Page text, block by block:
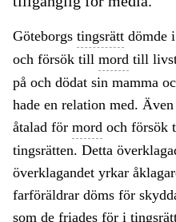
Göteborgs tingsrätt dömde
och försök till mord till
på och dödat sin mamma
hade en relation med.
åtalad för mord och försök
tingsrätten. Detta
överklagandet yrkar
farföräldrar döms för
som de friades för i